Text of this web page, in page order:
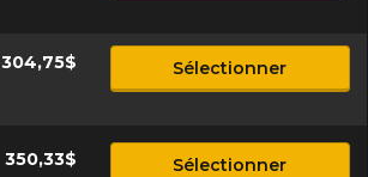
304,75$ Sélectionner
350,33$ Sélectionner